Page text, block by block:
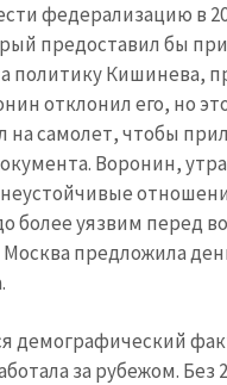
федерализацию в
предоставил бы
политику Кишинева,
отклонил его, но
на самолет, чтобы
Воронин,
более уязвим перед
предложила
демографический
за рубежом. Без